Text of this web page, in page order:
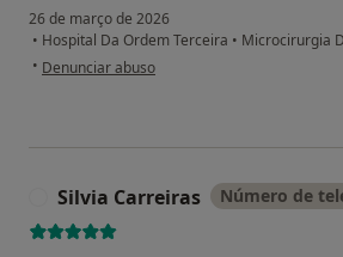
26 de março de 2026
• Hospital Da Ordem Terceira • Microcirurgia
• na opinião do utilizador José Santos
Denunciar abuso
Silvia Carreiras Número de